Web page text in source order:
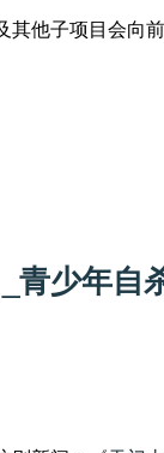
其他子项目会向
青少年自